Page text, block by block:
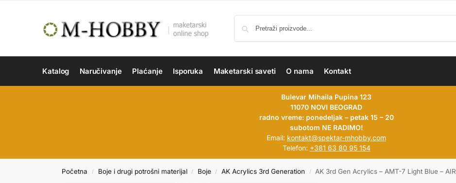
Katalog Naručivanje Plaćanje Isporuka Maketarski saveti O nama Kontakt
Bulevar Mihaila Pupina 123
11070 NOVI BEOGRAD
radno vreme: ponedeljak – petak 15 – 20
subotom NE RADIMO!
Email: kontakt@spektar-mhobby.com
Telefon: +381 63 80 95 154
Početna / Boje i drugi potrošni materijal / Boje / AK Acrylics 3rd Generation / AK 3rd Gen Acrylics – AMT-7 Light Blue – AIR